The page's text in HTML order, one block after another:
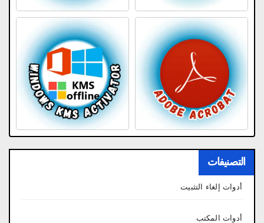
التصنيفات
أدوات إلغاء التثبيت
أدوات المكتب